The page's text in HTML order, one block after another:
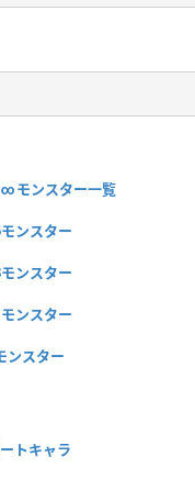
ンスター一覧
ンスター
ンスター
ンスター
スター
トキャラ